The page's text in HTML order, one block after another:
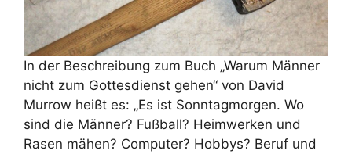
In der Beschreibung zum Buch „Warum Männer
nicht zum Gottesdienst gehen“ von David
Murrow heißt es: „Es ist Sonntagmorgen. Wo
sind die Männer? Fußball? Heimwerken und
Rasen mähen? Computer? Hobbys? Beruf und